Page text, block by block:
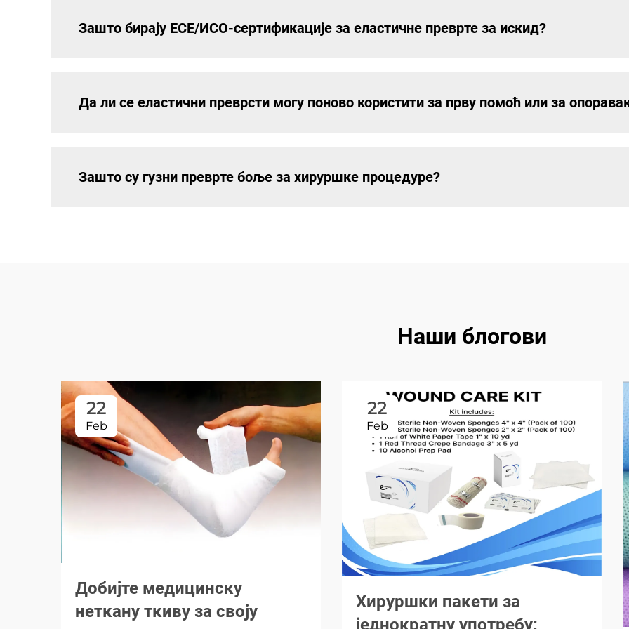
Зашто бирају ЕСЕ/ИСО-сертификације за еластичне преврте за искид?
Да ли се еластични преврсти могу поново користити за прву помоћ или за
Зашто су гузни преврте боље за хируршке процедуре?
Наши блогови
22
Feb
Добијте медицинску
неткану ткиву за своју
22
Feb
Хируршки пакети за
једнократну употребу: